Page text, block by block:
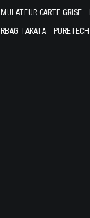
CARTE GRISE
TAKATA
PURETECH